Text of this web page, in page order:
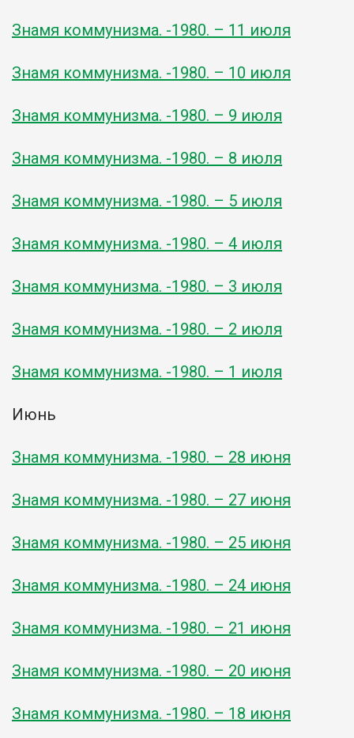
Знамя коммунизма. -1980. – 11 июля
Знамя коммунизма. -1980. – 10 июля
Знамя коммунизма. -1980. – 9 июля
Знамя коммунизма. -1980. – 8 июля
Знамя коммунизма. -1980. – 5 июля
Знамя коммунизма. -1980. – 4 июля
Знамя коммунизма. -1980. – 3 июля
Знамя коммунизма. -1980. – 2 июля
Знамя коммунизма. -1980. – 1 июля
Июнь
Знамя коммунизма. -1980. – 28 июня
Знамя коммунизма. -1980. – 27 июня
Знамя коммунизма. -1980. – 25 июня
Знамя коммунизма. -1980. – 24 июня
Знамя коммунизма. -1980. – 21 июня
Знамя коммунизма. -1980. – 20 июня
Знамя коммунизма. -1980. – 18 июня